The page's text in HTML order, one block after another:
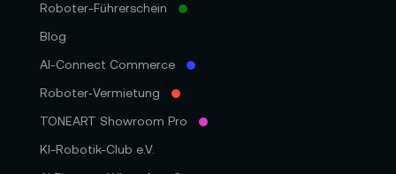
Roboter-Führerschein
Blog
AI-Connect Commerce
Roboter‑Vermietung
TONEART Showroom Pro
KI-Robotik-Club e.V.